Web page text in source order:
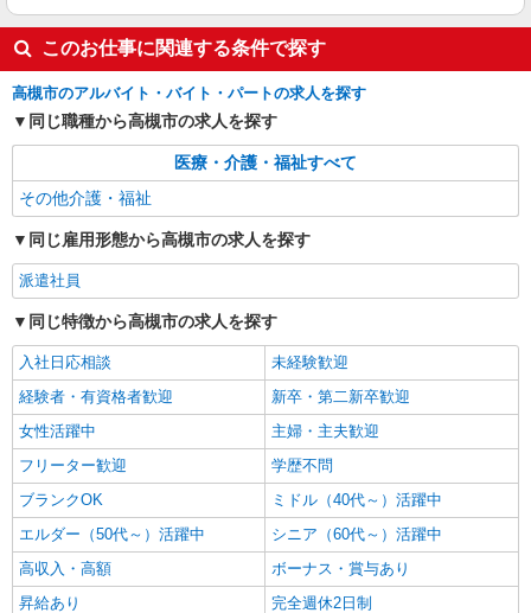
迎！生活サポートなど
時給1600円〜2250円 ＜日払い有/週払い有/交
詳細を見る
派遣社員
株式会社kotrio /●KT-H-2091237
高槻市駅＊働きやすさで選ぶならココ！障がい
時給1600円〜2250円 ＜日払い有/週払い有/交
高槻市城北町付近 最寄り：高槻市駅
詳細を見る
派遣社員
株式会社kotrio /●KT-H-1991005
上牧駅☆デイサービス♪送迎できる方歓迎！生
活サポートなど
時給1600円〜2250円 ＜日払い有/週払い有/交
通費全支給(ガソリン代含む)＞
このお仕事に関連する条件で探す
高槻市のアルバイト・バイト・パートの求人を探す
同じ職種から高槻市の求人を探す
医療・介護・福祉すべて
その他介護・福祉
同じ雇用形態から高槻市の求人を探す
派遣社員
同じ特徴から高槻市の求人を探す
入社日応相談
未経験歓迎
経験者・有資格者歓迎
新卒・第二新卒歓迎
女性活躍中
主婦・主夫歓迎
フリーター歓迎
学歴不問
ブランクOK
ミドル（40代～）活躍中
エルダー（50代～）活躍中
シニア（60代～）活躍中
高収入・高額
ボーナス・賞与あり
昇給あり
完全週休2日制